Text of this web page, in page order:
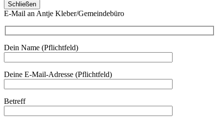
Schließen
E-Mail an Antje Kleber/Gemeindebüro
Dein Name (Pflichtfeld)
Deine E-Mail-Adresse (Pflichtfeld)
Betreff